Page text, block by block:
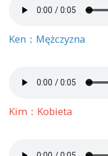
Ken：Mężczyzna
Kim：Kobieta